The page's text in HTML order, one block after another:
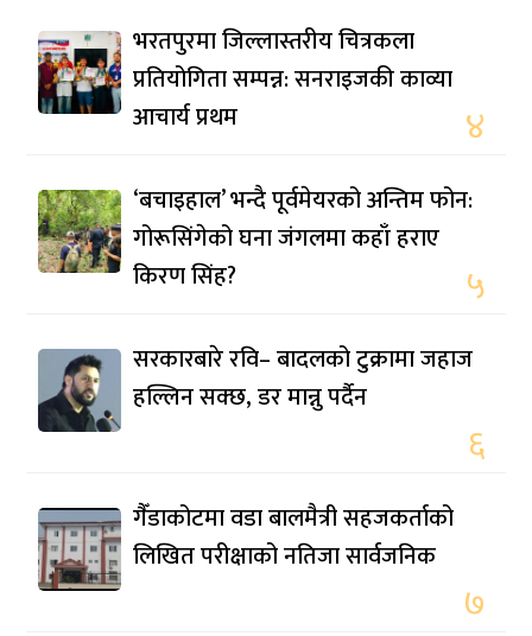
भरतपुरमा जिल्लास्तरीय चित्रकला
प्रतियोगिता सम्पन्न: सनराइजकी काव्या
आचार्य प्रथम
४
‘बचाइहाल’ भन्दै पूर्वमेयरको अन्तिम फोन:
गोरूसिंगेको घना जंगलमा कहाँ हराए
किरण सिंह?
५
सरकारबारे रवि– बादलको टुक्रामा जहाज
हल्लिन सक्छ, डर मान्नु पर्दैन
६
गैँडाकोटमा वडा बालमैत्री सहजकर्ताको
लिखित परीक्षाको नतिजा सार्वजनिक
७